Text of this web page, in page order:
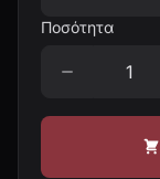
Ποσότητα